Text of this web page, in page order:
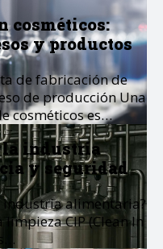
cosméticos:
y productos
de fabricación de
de producción Una
cosméticos es…
la industria
y seguridad
industria alimentaria?
limpieza CIP (Clean In